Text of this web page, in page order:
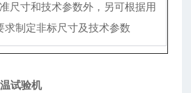
尺寸和技术参数外，另可根据用
求制定非标尺寸及技术参数
试验机